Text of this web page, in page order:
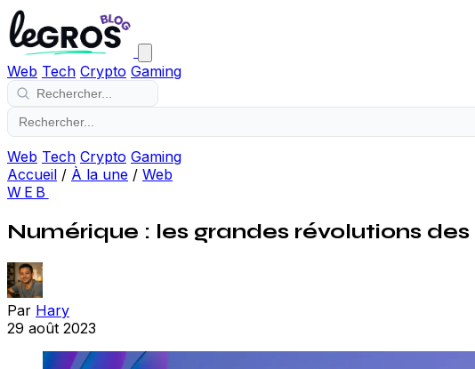
Web Tech Crypto Gaming
Web Tech Crypto Gaming
Accueil / À la une / Web
WEB
Numérique : les grandes révolutions
Par Hary
29 août 2023